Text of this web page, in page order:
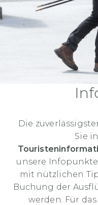
Die
Sie
unsere
mit nützlichen
Buchung der
werden. Für